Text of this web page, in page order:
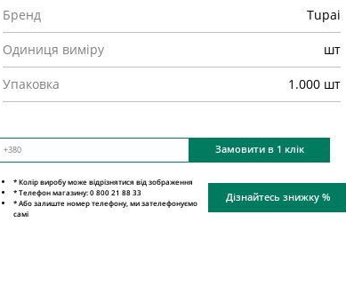
Бренд Tupai
Одиниця виміру шт
Упаковка 1.000 шт
Замовити в 1 клік
* Колір виробу може відрізнятися від зображення
* Телефон магазину: 0 800 21 88 33
* Або залиште номер телефону, ми зателефонуємо
самі
Дізнайтесь знижку %